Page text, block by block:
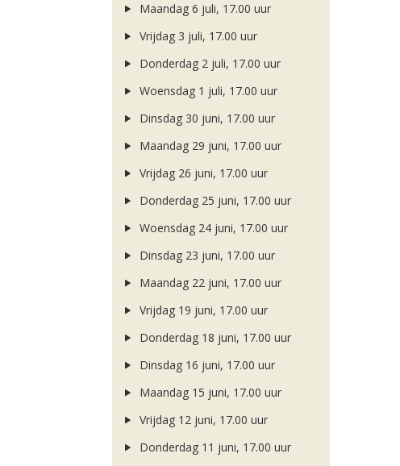
Maandag 6 juli, 17.00 uur
Vrijdag 3 juli, 17.00 uur
Donderdag 2 juli, 17.00 uur
Woensdag 1 juli, 17.00 uur
Dinsdag 30 juni, 17.00 uur
Maandag 29 juni, 17.00 uur
Vrijdag 26 juni, 17.00 uur
Donderdag 25 juni, 17.00 uur
Woensdag 24 juni, 17.00 uur
Dinsdag 23 juni, 17.00 uur
Maandag 22 juni, 17.00 uur
Vrijdag 19 juni, 17.00 uur
Donderdag 18 juni, 17.00 uur
Dinsdag 16 juni, 17.00 uur
Maandag 15 juni, 17.00 uur
Vrijdag 12 juni, 17.00 uur
Donderdag 11 juni, 17.00 uur